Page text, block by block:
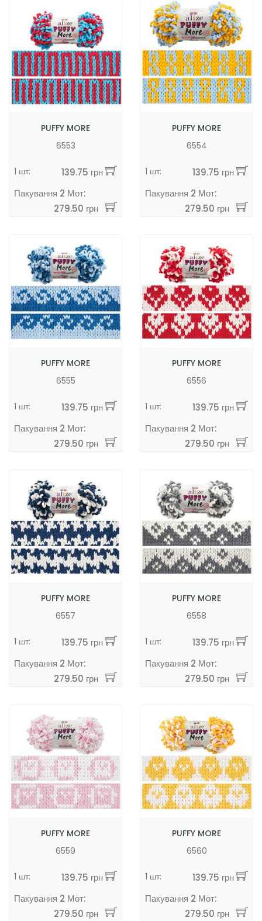
PUFFY MORE
6553
1 шт:
139.75 грн
Пакування 2 Мот:
279.50 грн
PUFFY MORE
6554
1 шт:
139.75 грн
Пакування 2 Мот:
279.50 грн
PUFFY MORE
6555
1 шт:
139.75 грн
Пакування 2 Мот:
279.50 грн
PUFFY MORE
6556
1 шт:
139.75 грн
Пакування 2 Мот:
279.50 грн
PUFFY MORE
6557
1 шт:
139.75 грн
Пакування 2 Мот:
279.50 грн
PUFFY MORE
6558
1 шт:
139.75 грн
Пакування 2 Мот:
279.50 грн
PUFFY MORE
6559
1 шт:
139.75 грн
Пакування 2 Мот:
279.50 грн
PUFFY MORE
6560
1 шт:
139.75 грн
Пакування 2 Мот:
279.50 грн